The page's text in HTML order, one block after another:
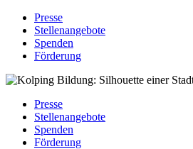
Presse
Stellenangebote
Spenden
Förderung
Presse
Stellenangebote
Spenden
Förderung